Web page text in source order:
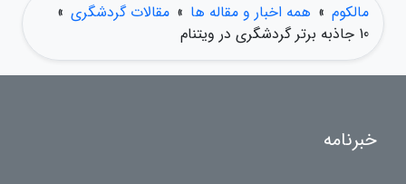
مالکوم » همه اخبار و مقاله ها » مقالات گردشگری »
10 جاذبه برتر گردشگری در ویتنام
خبرنامه